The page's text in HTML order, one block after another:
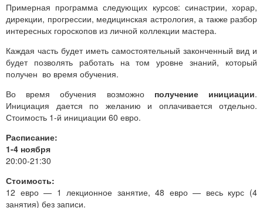
Примерная программа следующих курсов: синастрии, хорар,
дирекции, прогрессии, медицинская астрология, а также разбор
интересных гороскопов из личной коллекции мастера.
Каждая часть будет иметь самостоятельный законченный вид и
будет позволять работать на том уровне знаний, который
получен во время обучения.
Во время обучения возможно получение инициации.
Инициация дается по желанию и оплачивается отдельно.
Стоимость 1-й инициации 60 евро.
Расписание:
1-4 ноября
20:00-21:30
Стоимость:
12 евро — 1 лекционное занятие, 48 евро — весь курс (4
занятия) без записи.